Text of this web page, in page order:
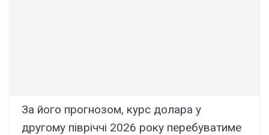
За його прогнозом, курс долара у
другому півріччі 2026 року перебуватиме